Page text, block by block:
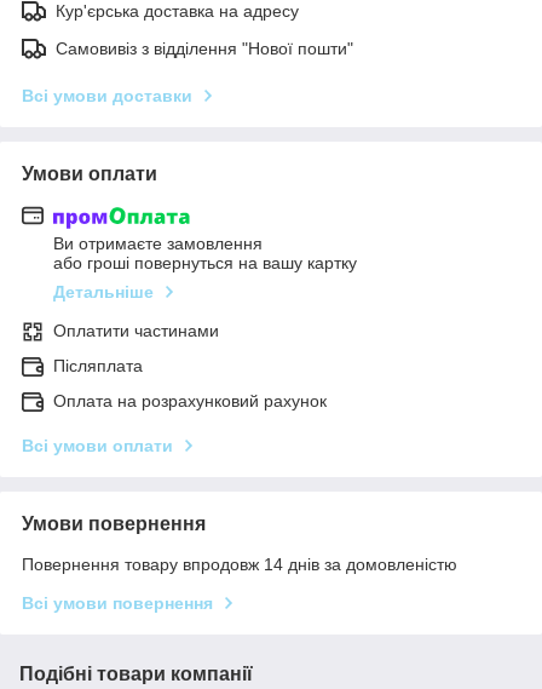
Кур'єрська доставка на адресу
Самовивіз з відділення "Нової пошти"
Всі умови доставки
Умови оплати
Ви отримаєте замовлення
або гроші повернуться на вашу картку
Детальніше
Оплатити частинами
Післяплата
Оплата на розрахунковий рахунок
Всі умови оплати
Умови повернення
Повернення товару впродовж 14 днів за домовленістю
Всі умови повернення
Подібні товари компанії